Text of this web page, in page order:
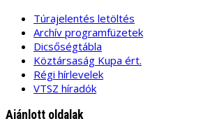
Túrajelentés letöltés
Archív programfüzetek
Dicsőségtábla
Köztársaság Kupa ért.
Régi hírlevelek
VTSZ híradók
Ajánlott oldalak